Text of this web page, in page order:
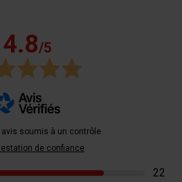
4.8/5
avis soumis à un contrôle
de confiance
22